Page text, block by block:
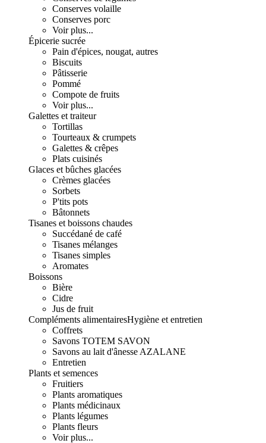
Conserves volaille
Conserves porc
Voir plus...
Épicerie sucrée
Pain d'épices, nougat, autres
Biscuits
Pâtisserie
Pommé
Compote de fruits
Voir plus...
Galettes et traiteur
Tortillas
Tourteaux & crumpets
Galettes & crêpes
Plats cuisinés
Glaces et bûches glacées
Crèmes glacées
Sorbets
P'tits pots
Bâtonnets
Tisanes et boissons chaudes
Succédané de café
Tisanes mélanges
Tisanes simples
Aromates
Boissons
Bière
Cidre
Jus de fruit
Compléments alimentairesHygiène et entretien
Coffrets
Savons TOTEM SAVON
Savons au lait d'ânesse AZALANE
Entretien
Plants et semences
Fruitiers
Plants aromatiques
Plants médicinaux
Plants légumes
Plants fleurs
Voir plus...